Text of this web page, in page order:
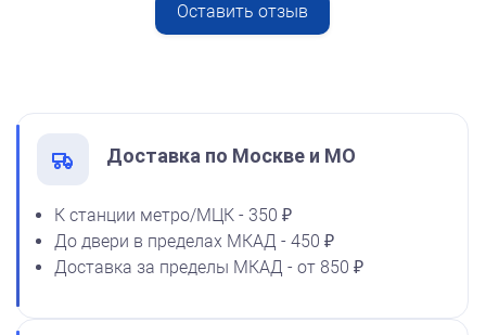
Заказать
Спиртовая краска NORIS
Спиртовая краска NORIS
флюоресцентная 25 мл
1100
Оставить отзыв
Доставка по Москве и МО
К станции метро/МЦК - 350 ₽
До двери в пределах МКАД - 450 ₽
Доставка за пределы МКАД - от 850 ₽